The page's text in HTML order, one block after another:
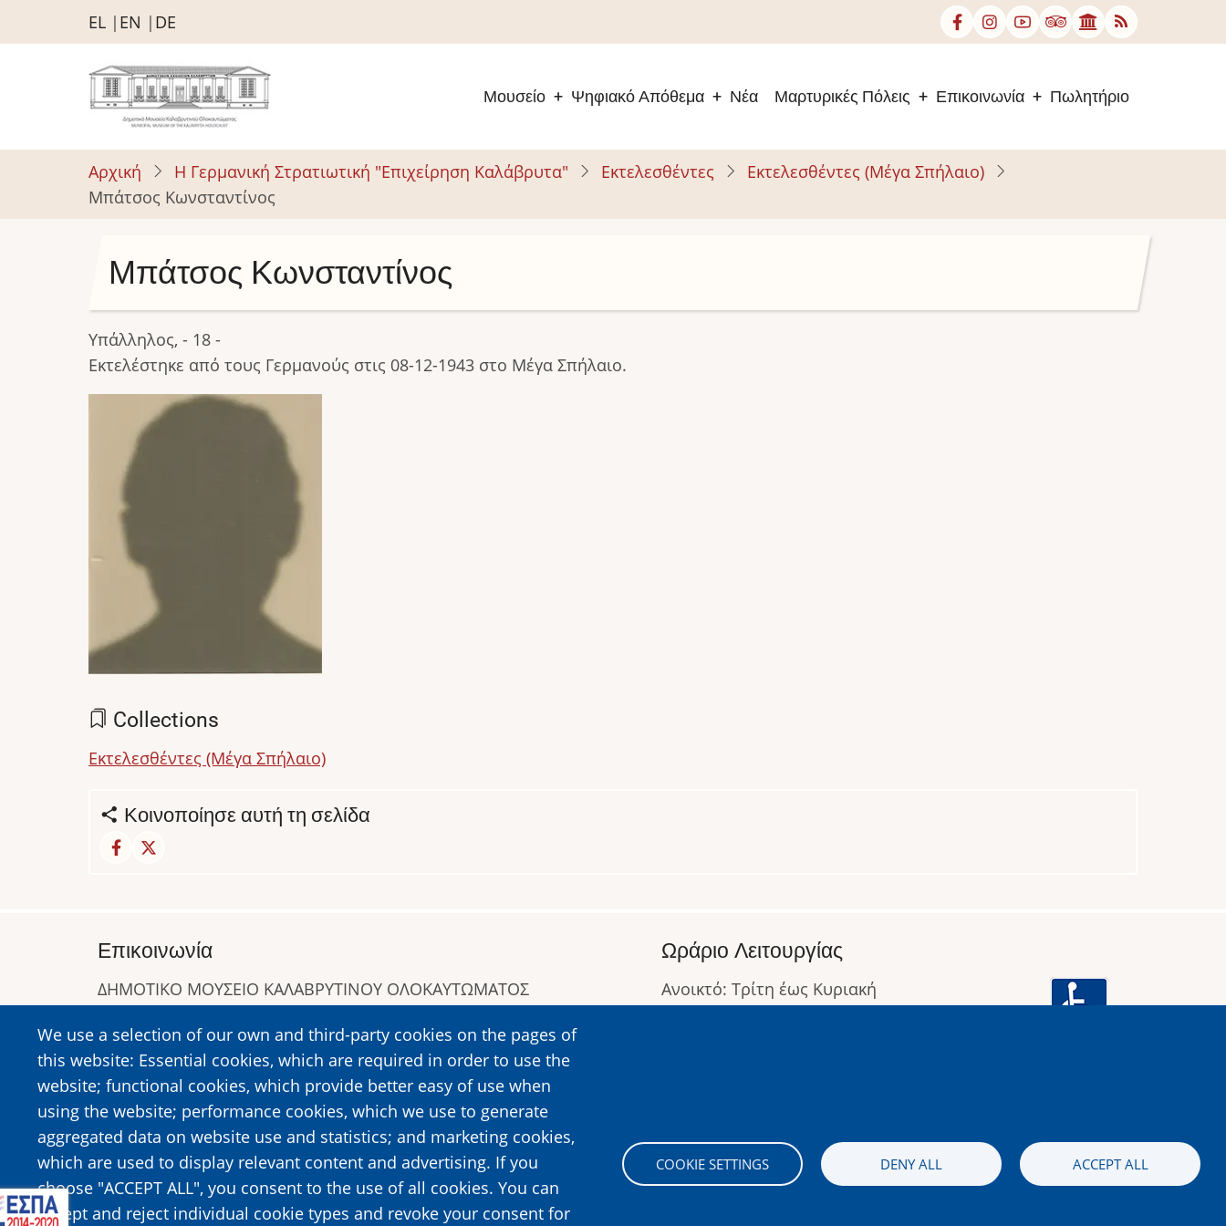
Παράκαμψη
προς
περιεχόμενο
EL EN DE
Μουσείο Ψηφιακό Απόθεμα Νέα Μαρτυρικές Πόλεις Επικοινωνία Πωλητήριο
Αρχική Η Γερμανική Στρατιωτική "Επιχείρηση Καλάβρυτα" Εκτελεσθέντες
Εκτελεσθέντες (Μέγα Σπήλαιο)
Μπάτσος Κωνσταντίνος
Μπάτσος Κωνσταντίνος
Υπάλληλος, - 18 -
Εκτελέστηκε από τους Γερμανούς στις 08-12-1943 στο Μέγα Σπήλαιο.
Collections
Εκτελεσθέντες (Μέγα Σπήλαιο)
Κοινοποίησε αυτή τη σελίδα
We use a selection of our own and third-party cookies on the pages of
this website: Essential cookies, which are required in order to use the
website; functional cookies, which provide better easy of use when
using the website; performance cookies, which we use to generate
aggregated data on website use and statistics; and marketing cookies,
which are used to display relevant content and advertising. If you
choose "ACCEPT ALL", you consent to the use of all cookies. You can
accept and reject individual cookie types and revoke your consent for
COOKIE SETTINGS DENY ALL ACCEPT ALL
Επικοινωνία
ΔΗΜΟΤΙΚΟ ΜΟΥΣΕΙΟ ΚΑΛΑΒΡΥΤΙΝΟΥ ΟΛΟΚΑΥΤΩΜΑΤΟΣ
Τηλ:2692023646, 2692360220
https://www.dmko.gr || info@dmko.gr
Ωράριο Λειτουργίας
Ανοικτό: Τρίτη έως Κυριακή
Image Image Image Image